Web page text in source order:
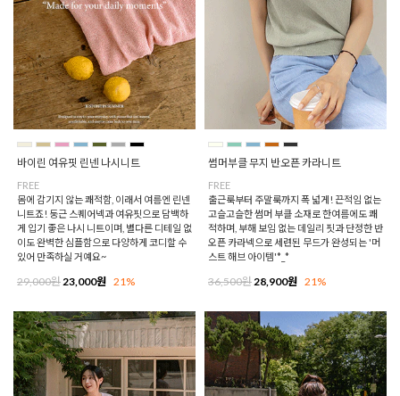
바이린 여유핏 린넨 나시니트
FREE
몸에 감기지 않는 쾌적함, 이래서 여름엔 린넨
니트죠! 둥근 스퀘어넥과 여유핏으로 담백하
게 입기 좋은 나시 니트이며, 별다른 디테일 없
이도 완벽한 심플함으로 다양하게 코디할 수
있어 만족하실 거예요~
29,000원 23,000원 21%
썸머부클 무지 반오픈 카라니트
FREE
출근룩부터 주말룩까지 폭 넓게! 끈적임 없는
고슬고슬한 썸머 부클 소재로 한여름에도 쾌
적하며, 부해 보임 없는 데일리 핏과 단정한 반
오픈 카라넥으로 세련된 무드가 완성되는 '머
스트 해브 아이템'*_*
36,500원 28,900원 21%